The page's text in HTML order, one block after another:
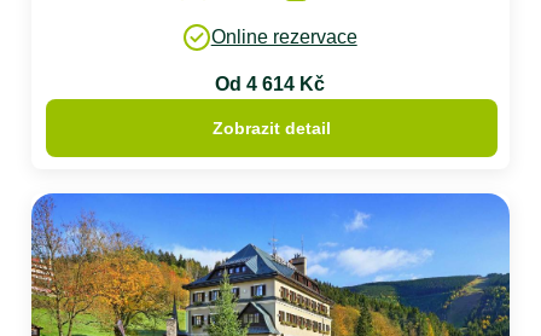
Online rezervace
Od 4 614 Kč
Zobrazit detail